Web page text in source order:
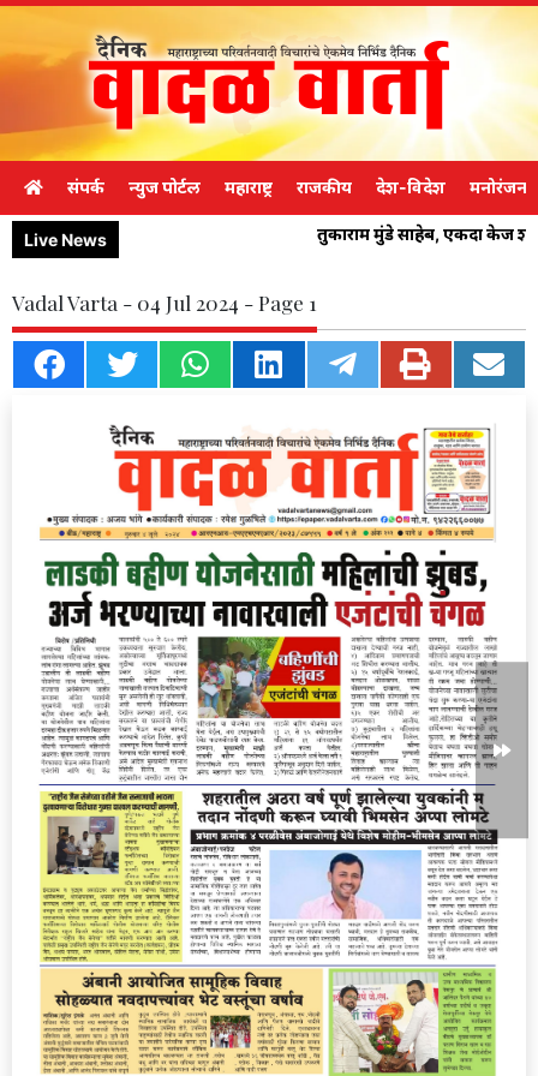
संपर्क न्युज पोर्टल महाराष्ट्र राजकीय देश-विदेश मनोरंजन
Live News तुकाराम मुंडे साहेब, एकदा केज
Vadal Varta - 04 Jul 2024 - Page 1